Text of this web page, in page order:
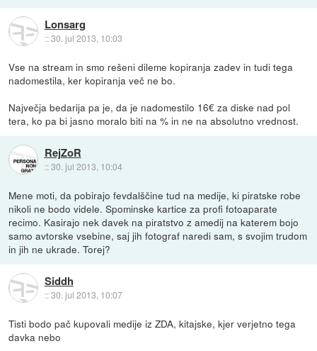
Lonsarg
::30. jul 2013, 10:03
Vse na stream in smo rešeni dileme kopiranja zadev in tudi tega
nadomestila, ker kopiranja več ne bo.
Največja bedarija pa je, da je nadomestilo 16€ za diske nad pol
tera, ko pa bi jasno moralo biti na % in ne na absolutno vrednost.
RejZoR
::30. jul 2013, 10:04
Mene moti, da pobirajo fevdalščine tud na medije, ki piratske robe
nikoli ne bodo videle. Spominske kartice za profi fotoaparate
recimo. Kasirajo nek davek na piratstvo z amedij na katerem bojo
samo avtorske vsebine, saj jih fotograf naredi sam, s svojim trudom
in jih ne ukrade. Torej?
Siddh
::30. jul 2013, 10:07
Tisti bodo pač kupovali medije iz ZDA, kitajske, kjer verjetno tega
davka nebo